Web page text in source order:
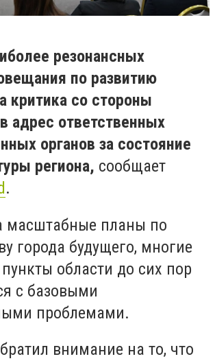
резонансных
по развитию
критика со стороны
адрес ответственных
органов за состояние
региона, сообщает
.
масштабные планы по
города будущего, многие
области до сих пор
с базовыми
проблемами.
внимание на то, что